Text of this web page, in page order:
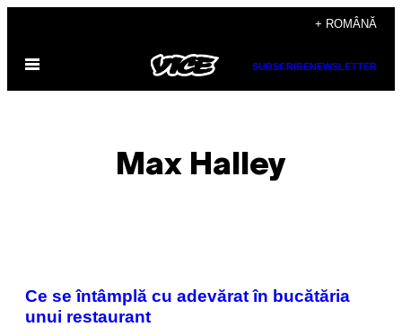
content
+ ROMÂNĂ
Open
SUBSCRIBENEWSLETTER
Max Halley
POSTS
BY
Ce se întâmplă cu adevărat în bucătăria
unui restaurant